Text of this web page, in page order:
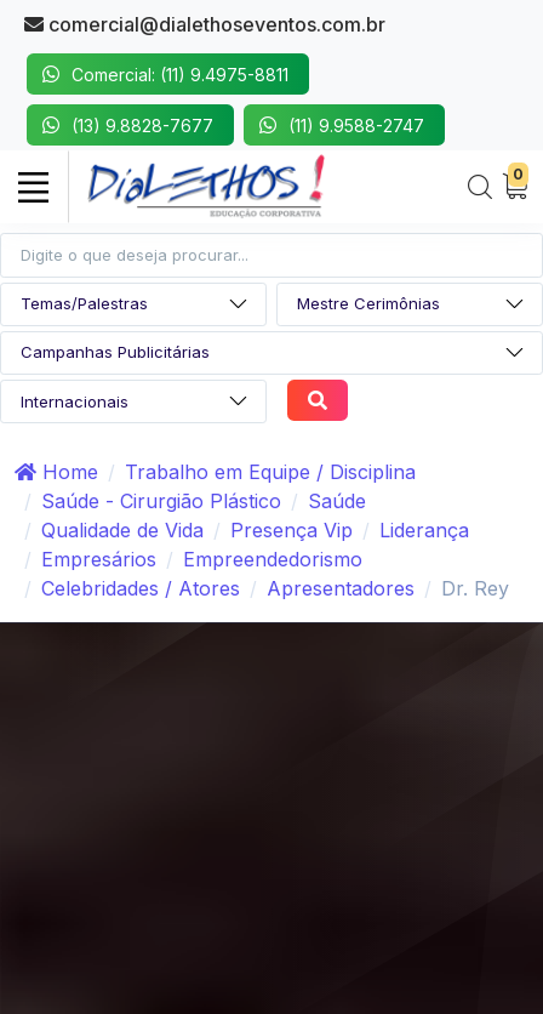
comercial@dialethoseventos.com.br
Comercial: (11) 9.4975-8811
(13) 9.8828-7677 (11) 9.9588-2747
0
Home
Trabalho em Equipe / Disciplina
Saúde - Cirurgião Plástico
Saúde
Qualidade de Vida
Presença Vip
Liderança
Empresários
Empreendedorismo
Celebridades / Atores
Apresentadores Dr. Rey